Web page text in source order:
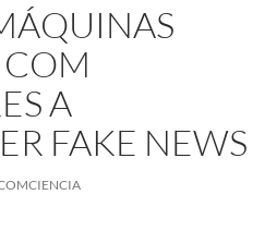
A
FAKE NEWS